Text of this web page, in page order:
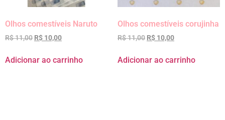
Olhos comestíveis Naruto
R$11,00 R$ 10,00
Adicionar ao carrinho
Olhos comestíveis corujinha
R$11,00 R$ 10,00
Adicionar ao carrinho